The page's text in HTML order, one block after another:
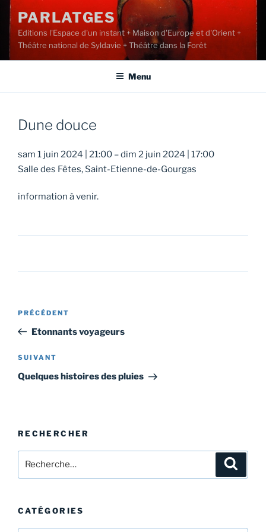
Aller
contenu
principal
PARLATGES
Editions l'Espace d'un instant + Maison d'Europe et d'Orient +
Théâtre national de Syldavie + Théâtre dans la Forêt
Menu
Dune douce
sam 1 juin 2024 21:00 –dim 2 juin 2024
17:00
Salle des Fêtes, Saint-Etienne-de-Gourgas
information à venir.
Navigation
l’article
Article
précédent
PRÉCÉDENT
Etonnants voyageurs
Article
suivant
SUIVANT
Quelques histoires des pluies
RECHERCHER
pour
CATÉGORIES